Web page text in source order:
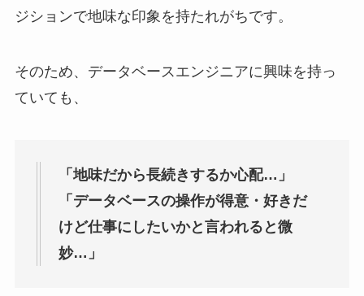
ジションで地味な印象を持たれがちです。
そのため、データベースエンジニアに興味を持っ
ていても、
「地味だから長続きするか心配…」
「データベースの操作が得意・好きだ
けど仕事にしたいかと言われると微
妙…」